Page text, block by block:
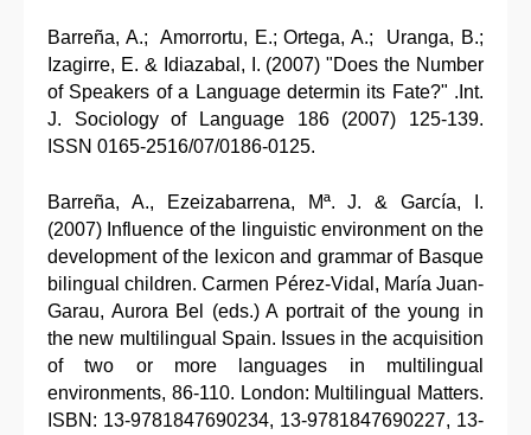
Barreña, A.; Amorrortu, E.; Ortega, A.; Uranga, B.;
Izagirre, E. & Idiazabal, I. (2007) "Does the Number
of Speakers of a Language determin its Fate?" .Int.
J. Sociology of Language 186 (2007) 125-139.
ISSN 0165-2516/07/0186-0125.
Barreña, A., Ezeizabarrena, Mª. J. & García, I.
(2007) Influence of the linguistic environment on the
development of the lexicon and grammar of Basque
bilingual children. Carmen Pérez-Vidal, María Juan-
Garau, Aurora Bel (eds.) A portrait of the young in
the new multilingual Spain. Issues in the acquisition
of two or more languages in multilingual
environments, 86-110. London: Multilingual Matters.
ISBN: 13-9781847690234, 13-9781847690227, 13-